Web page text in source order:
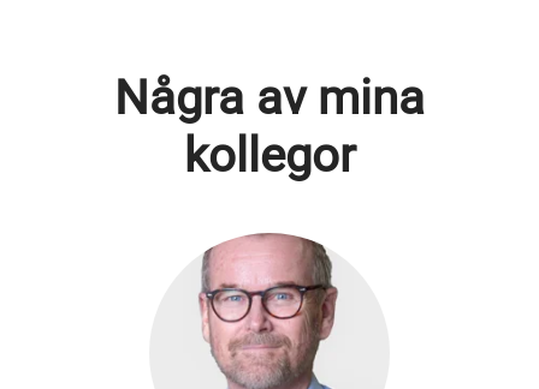
Några av mina
kollegor